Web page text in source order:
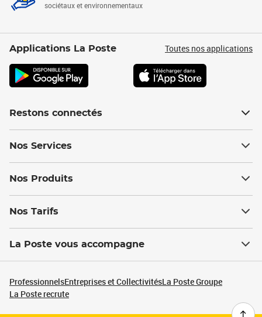
sociétaux et environnementaux
Applications La Poste Toutes nos applications
Restons connectés
Nos Services
Nos Produits
Nos Tarifs
La Poste vous accompagne
ProfessionnelsEntreprises et CollectivitésLa Poste Groupe
La Poste recrute